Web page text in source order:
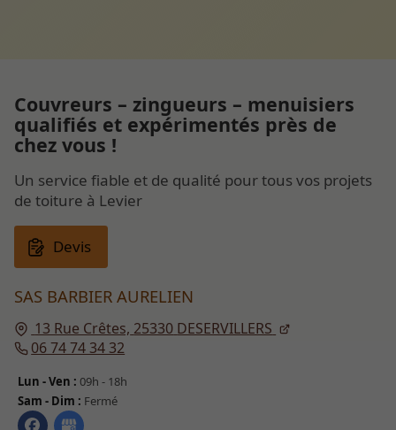
SAS BARBIER AURELIEN
13 Rue Crêtes, 25330 DESERVILLERS
06 74 74 34 32
Lun - Ven : 09h - 18h
Sam - Dim : Fermé
Couvreurs – zingueurs – menuisiers
qualifiés et expérimentés près de
chez vous !
Un service fiable et de qualité pour tous vos projets
de toiture à Levier
Devis